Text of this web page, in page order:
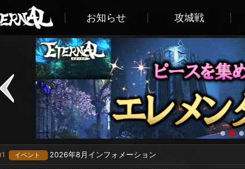
お知らせ 攻城戦
イベント 2026年8月インフォメーション